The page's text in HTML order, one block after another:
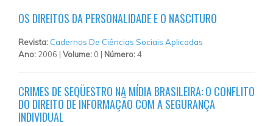
OS DIREITOS DA PERSONALIDADE E O NASCITURO
Revista: Cadernos De Ciências Sociais Aplicadas
Ano: 2006 | Volume: 0 | Número:4
CRIMES DE SEQÜESTRO NA MÍDIA BRASILEIRA: O CONFLITO
DO DIREITO DE INFORMAÇÃO COM A SEGURANÇA
INDIVIDUAL